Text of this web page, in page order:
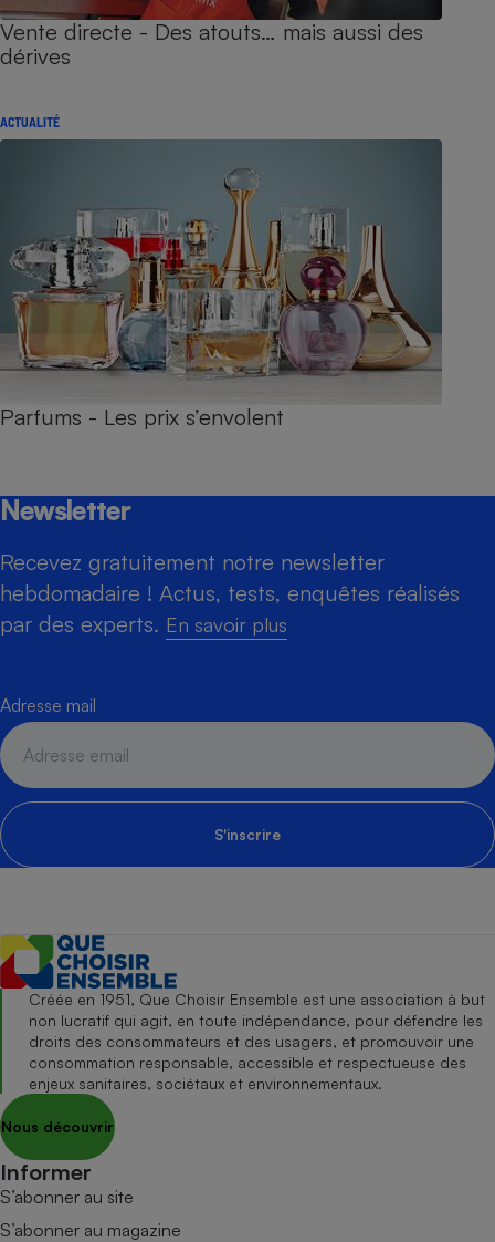
Vente directe - Des atouts… mais aussi des
dérives
ACTUALITÉ
Parfums - Les prix s’envolent
Newsletter
Recevez gratuitement notre newsletter
hebdomadaire ! Actus, tests, enquêtes réalisés
par des experts. En savoir plus
Adresse mail
S'inscrire
Créée en 1951, Que Choisir Ensemble est une association à but
non lucratif qui agit, en toute indépendance, pour défendre les
droits des consommateurs et des usagers, et promouvoir une
consommation responsable, accessible et respectueuse des
enjeux sanitaires, sociétaux et environnementaux.
Nous découvrir
Informer
S’abonner au site
S’abonner au magazine